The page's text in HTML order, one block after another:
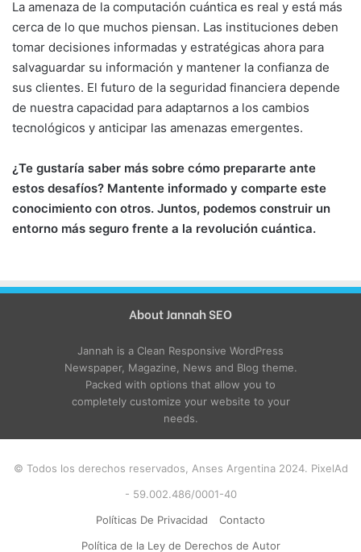
La amenaza de la computación cuántica es real y está más
cerca de lo que muchos piensan. Las instituciones deben
tomar decisiones informadas y estratégicas ahora para
salvaguardar su información y mantener la confianza de
sus clientes. El futuro de la seguridad financiera depende
de nuestra capacidad para adaptarnos a los cambios
tecnológicos y anticipar las amenazas emergentes.
¿Te gustaría saber más sobre cómo prepararte ante
estos desafíos? Mantente informado y comparte este
conocimiento con otros. Juntos, podemos construir un
entorno más seguro frente a la revolución cuántica.
About Jannah SEO
Jannah is a Clean Responsive WordPress
Newspaper, Magazine, News and Blog theme.
Packed with options that allow you to
completely customize your website to your
needs.
© Todos los derechos reservados, Anses Argentina 2024. PixelAd
- 59.002.486/0001-40
Políticas De Privacidad
Contacto
Política de la Ley de Derechos de Autor